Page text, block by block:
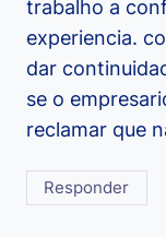
trabalho a
experiencia.
dar
se o
reclamar que
Responder